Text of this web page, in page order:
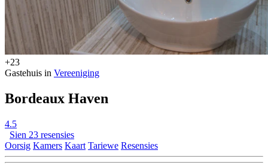
+23
Gastehuis in Vereeniging
Bordeaux Haven
4.5
Sien 23 resensies
Oorsig Kamers Kaart Tariewe Resensies